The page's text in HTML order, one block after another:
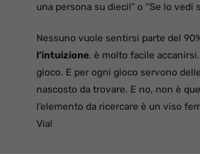
una persona su dieci!” o “Se lo vedi
Nessuno vuole sentirsi parte del
l’intuizione, è molto facile
gioco. E per ogni gioco servono
nascosto da trovare. E no, non è
l’elemento da ricercare è un viso
Via!